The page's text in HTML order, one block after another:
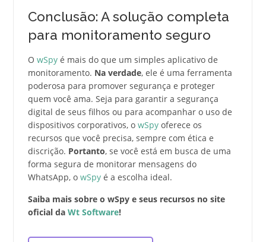
Conclusão: A solução completa
para monitoramento seguro
O wSpy é mais do que um simples aplicativo de
monitoramento. Na verdade, ele é uma ferramenta
poderosa para promover segurança e proteger
quem você ama. Seja para garantir a segurança
digital de seus filhos ou para acompanhar o uso de
dispositivos corporativos, o wSpy oferece os
recursos que você precisa, sempre com ética e
discrição. Portanto, se você está em busca de uma
forma segura de monitorar mensagens do
WhatsApp, o wSpy é a escolha ideal.
Saiba mais sobre o wSpy e seus recursos no site
oficial da Wt Software!